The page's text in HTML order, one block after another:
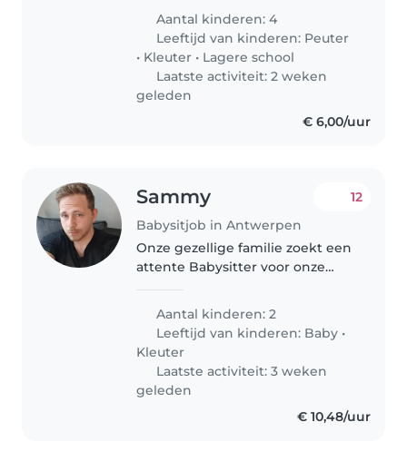
schatten. Speels en energiek
gezelschap is welkom! Iemand
die graag met huisdieren
omgaat en eenvoudige
maaltijden..
Aantal kinderen: 4
Leeftijd van kinderen: Peuter
• Kleuter • Lagere school
Laatste activiteit: 2 weken
geleden
€ 6,00/uur
Sammy
Babysitjob in Antwerpen
12
Onze gezellige familie zoekt een
attente Babysitter voor onze
Ze zijn vol energie, altijd in voor
een spelletje en..
Aantal kinderen: 2
Leeftijd van kinderen: Baby •
Kleuter
Laatste activiteit: 3 weken
geleden
€ 10,48/uur